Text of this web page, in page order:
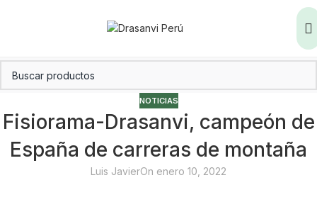
NOTICIAS
Fisiorama-Drasanvi, campeón de
España de carreras de montaña
Luis JavierOn enero 10, 2022